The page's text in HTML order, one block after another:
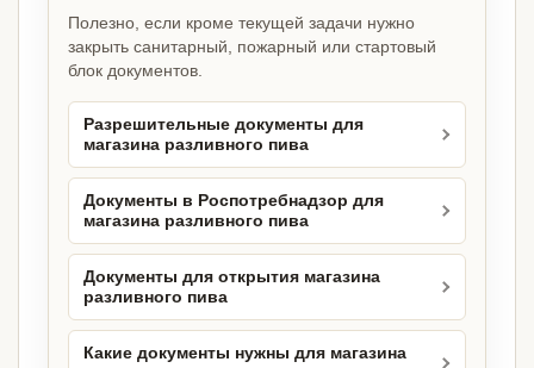
Полезно, если кроме текущей задачи нужно
закрыть санитарный, пожарный или стартовый
блок документов.
Разрешительные документы для
магазина разливного пива
Документы в Роспотребнадзор для
магазина разливного пива
Документы для открытия магазина
разливного пива
Какие документы нужны для магазина